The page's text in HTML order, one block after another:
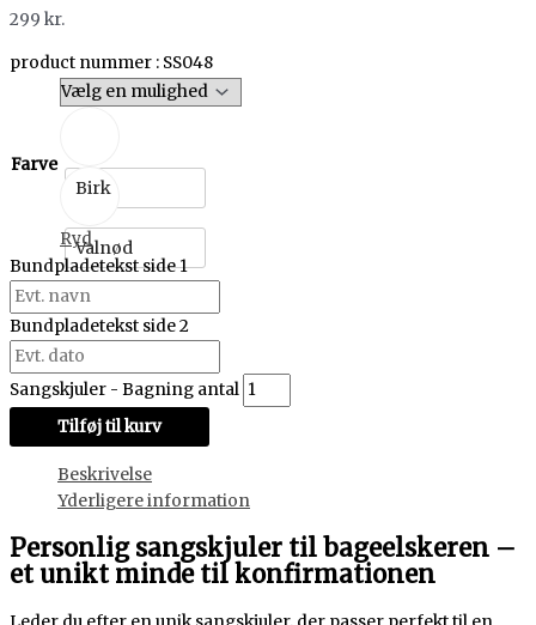
299 kr.
product nummer : SS048
Farve
Birk
Valnød
Ryd
Bundpladetekst side 1
Bundpladetekst side 2
Sangskjuler - Bagning antal
Tilføj til kurv
Beskrivelse
Yderligere information
Personlig sangskjuler til bageelskeren –
et unikt minde til konfirmationen